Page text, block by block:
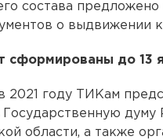
состава предложено
о выдвижении
сформированы до 13
2021 году ТИКам
Государственную
области, а также